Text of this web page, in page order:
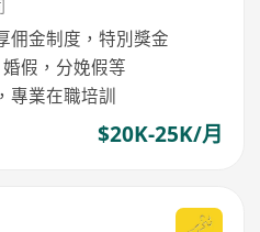
佣金制度，特別獎金
假，分娩假等
專業在職培訓
$20K-25K/月